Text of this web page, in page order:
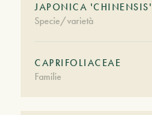
JAPONICA 'CHINENSIS'
Specie/varietà
CAPRIFOLIACEAE
Familie